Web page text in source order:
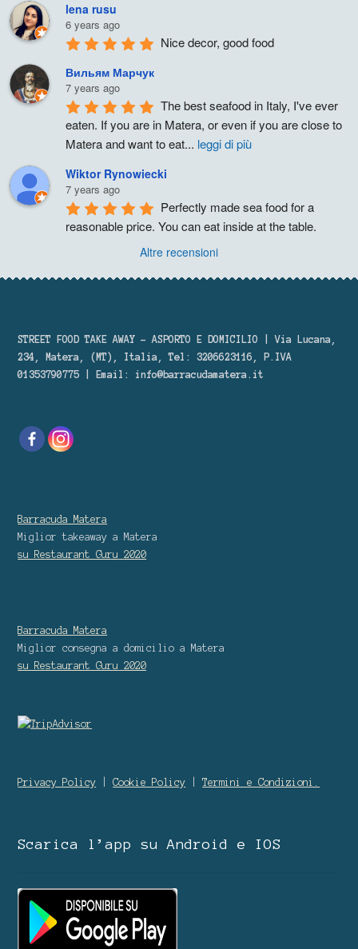
lena rusu
6 years ago
Nice decor, good food
Вильям Марчук
7 years ago
The best seafood in Italy, I've ever
eaten. If you are in Matera, or even if you are close to
Matera and want to eat... leggi di più
Wiktor Rynowiecki
7 years ago
Perfectly made sea food for a
reasonable price. You can eat inside at the table.
Altre recensioni
STREET FOOD TAKE AWAY – ASPORTO E DOMICILIO | Via Lucana,
234, Matera, (MT), Italia, Tel: 3206623116, P.IVA
01353790775 | Email: info@barracudamatera.it
Barracuda Matera
Miglior takeaway a Matera
su Restaurant Guru
2020
Barracuda Matera
Miglior consegna a domicilio a Matera
su Restaurant Guru
2020
Privacy Policy |Cookie Policy |Termini e Condizioni.
Scarica l’app su Android e IOS